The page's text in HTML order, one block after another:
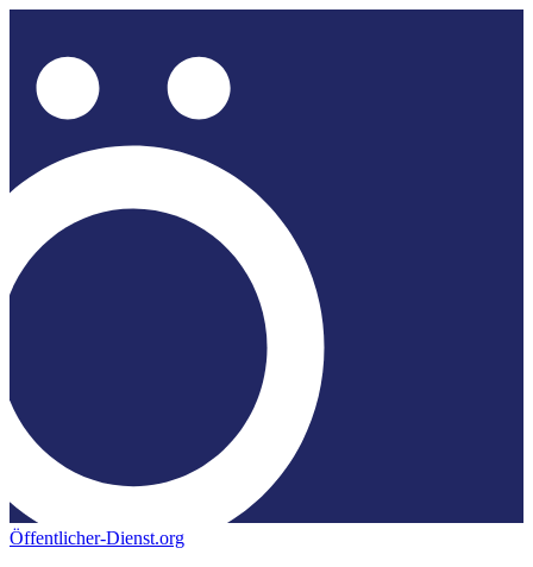
Öffentlicher-Dienst.org